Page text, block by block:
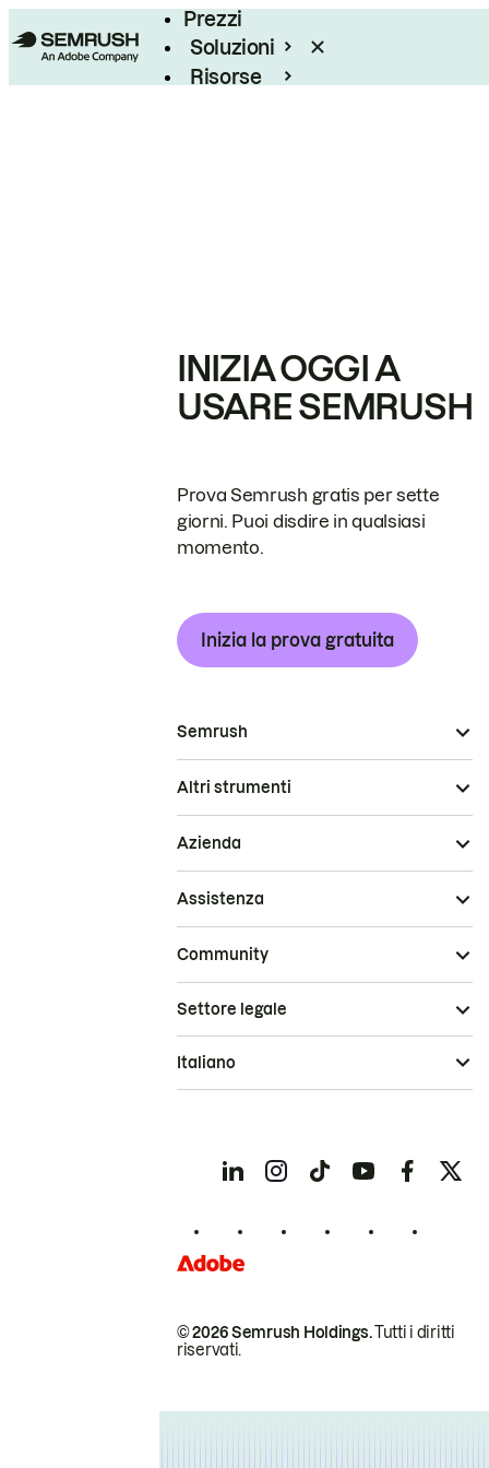
Prezzi
Soluzioni
Risorse
INIZIA OGGI A
USARE SEMRUSH
Prova Semrush gratis per sette
giorni. Puoi disdire in qualsiasi
momento.
Inizia la prova gratuita
Semrush
Altri strumenti
Azienda
Assistenza
Community
© 2026 Semrush Holdings.Tutti i diritti
riservati.
Settore legale
Italiano